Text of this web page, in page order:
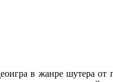
в жанре шутера от